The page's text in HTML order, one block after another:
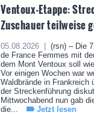
Ventoux-Etappe:
Zuschauer teilweise
05.08.2026 |
(rsn) – Die
de France Femmes mit
dem Mont Ventoux soll
Vor einigen Wochen war
Waldbrände in Frankreich
der Streckenführung
Mittwochabend nun gab
die...
Jetzt lesen